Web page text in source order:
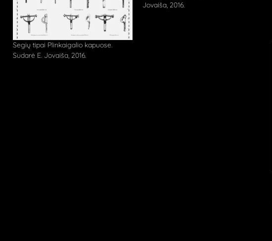
Segių tipai Plinkaigalio kapuose.
Sudarė E. Jovaiša, 2016.
Jovaiša, 2016.